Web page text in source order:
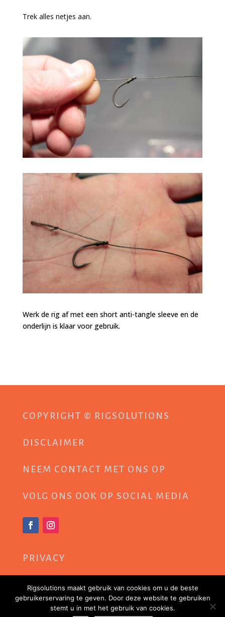
Trek alles netjes aan.
Werk de rig af met een short anti-tangle sleeve en de
onderlijn is klaar voor gebruik.
COPYRIGHT © RIGSOLUTIONS
DISCLAIMER
NEEM CONTACT MET ONS OP
VOLG ONS OOK OP SOCIAL MEDIA
PRIVACY
COOKIEBELEID
Rigsolutions maakt gebruik van cookies om u de beste
gebruikerservaring te geven. Door deze website te gebruiken
stemt u in met het gebruik van cookies.